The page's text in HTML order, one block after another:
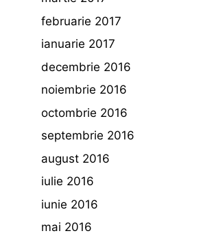
februarie 2017
ianuarie 2017
decembrie 2016
noiembrie 2016
octombrie 2016
septembrie 2016
august 2016
iulie 2016
iunie 2016
mai 2016